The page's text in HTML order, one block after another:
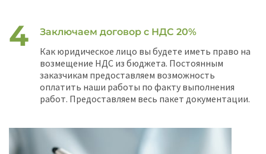
Заключаем договор с НДС 20%
Как юридическое лицо вы будете иметь право на
возмещение НДС из бюджета. Постоянным
заказчикам предоставляем возможность
оплатить наши работы по факту выполнения
работ. Предоставляем весь пакет документации.